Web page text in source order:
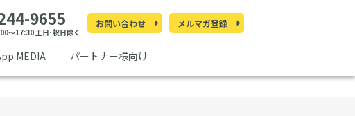
9655
～17:30 土日･祝日除く
お問い合わせ メルマガ登録
MEDIA パートナー様向け